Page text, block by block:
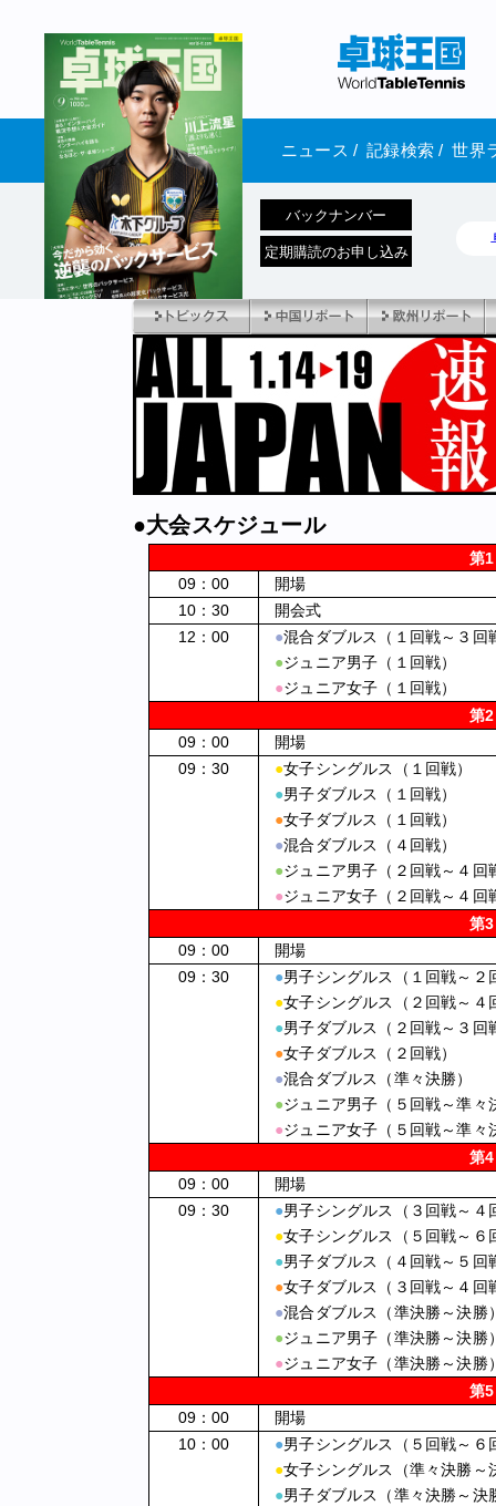
ニュース / 記録検索 / 世界
1970年1月01日 発売
バックナンバー
定期購読のお申し込み
●大会スケジュール
第
09：00
開場
10：30
開会式
12：00
●混合ダブルス（１回戦～３回
●ジュニア男子（１回戦）
●ジュニア女子（１回戦）
第
09：00
開場
09：30
●女子シングルス（１回戦）
●男子ダブルス（１回戦）
●女子ダブルス（１回戦）
●混合ダブルス（４回戦）
●ジュニア男子（２回戦～４回
●ジュニア女子（２回戦～４回
第
09：00
開場
09：30
●男子シングルス（１回戦～２
●女子シングルス（２回戦～４
●男子ダブルス（２回戦～３回
●女子ダブルス（２回戦）
●混合ダブルス（準々決勝）
●ジュニア男子（５回戦～準々
●ジュニア女子（５回戦～準々
第
09：00
開場
09：30
●男子シングルス（３回戦～４
●女子シングルス（５回戦～６
●男子ダブルス（４回戦～５回
●女子ダブルス（３回戦～４回
●混合ダブルス（準決勝～決勝
●ジュニア男子（準決勝～決勝
●ジュニア女子（準決勝～決勝
第
09：00
開場
10：00
●男子シングルス（５回戦～６
●女子シングルス（準々決勝～
●男子ダブルス（準々決勝～決